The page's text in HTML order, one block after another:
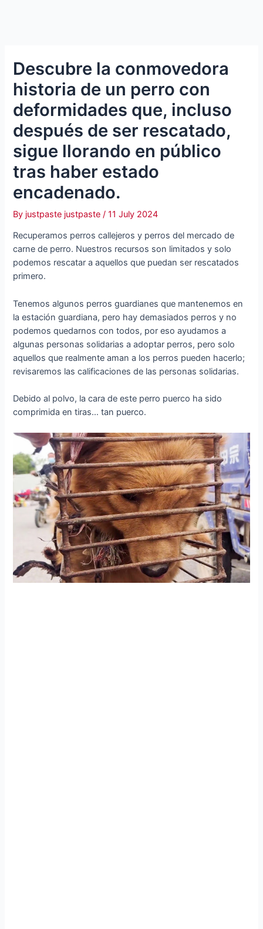
Descubre la conmovedora
historia de un perro con
deformidades que, incluso
después de ser rescatado,
sigue llorando en público
tras haber estado
encadenado.
By justpaste justpaste/11 July 2024
Recuperamos perros callejeros y perros del mercado de
carne de perro. Nuestros recursos son limitados y solo
podemos rescatar a aquellos que puedan ser rescatados
primero.
Tenemos algunos perros guardianes que mantenemos en
la estación guardiana, pero hay demasiados perros y no
podemos quedarnos con todos, por eso ayudamos a
algunas personas solidarias a adoptar perros, pero solo
aquellos que realmente aman a los perros pueden hacerlo;
revisaremos las calificaciones de las personas solidarias.
Debido al polvo, la cara de este perro puerco ha sido
comprimida en tiras… tan puerco.